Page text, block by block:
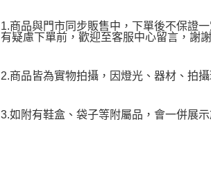
1.商品與門市同步販售中，下單後不保證
有疑慮下單前，歡迎至客服中心留言，謝謝
2.商品皆為實物拍攝，因燈光、器材、拍
3.如附有鞋盒、袋子等附屬品，會一併展示